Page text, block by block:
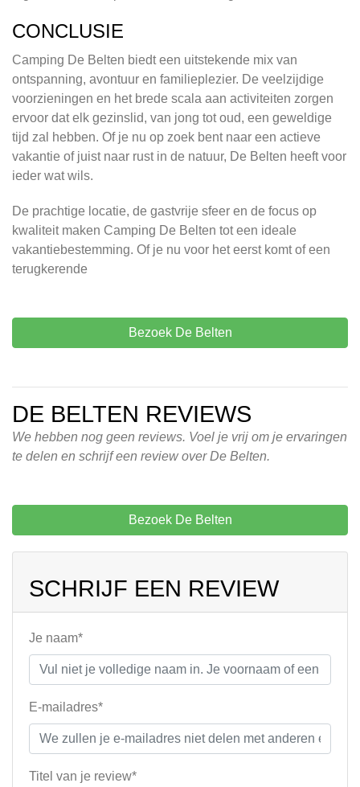
CONCLUSIE
Camping De Belten biedt een uitstekende mix van
ontspanning, avontuur en familieplezier. De veelzijdige
voorzieningen en het brede scala aan activiteiten zorgen
ervoor dat elk gezinslid, van jong tot oud, een geweldige
tijd zal hebben. Of je nu op zoek bent naar een actieve
vakantie of juist naar rust in de natuur, De Belten heeft voor
ieder wat wils.
De prachtige locatie, de gastvrije sfeer en de focus op
kwaliteit maken Camping De Belten tot een ideale
vakantiebestemming. Of je nu voor het eerst komt of een
terugkerende
Bezoek De Belten
DE BELTEN REVIEWS
We hebben nog geen reviews. Voel je vrij om je ervaringen
te delen en schrijf een review over De Belten.
Bezoek De Belten
SCHRIJF EEN REVIEW
Je naam*
E-mailadres*
Titel van je review*